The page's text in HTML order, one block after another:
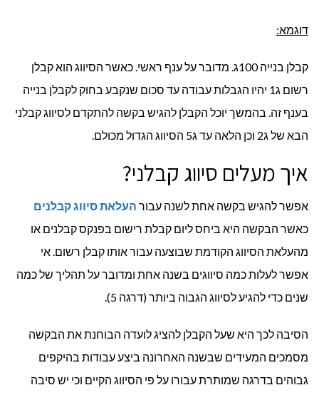
דוגמא:
קבלן בנייה 100ג. מדובר על ענף ראשי. כאשר הסיווג הוא קבלן
רשום ג1 יהיו הגבלות עבודה עד סכום שנקבע בחוק לקבלן בנייה
בענף זה. בהמשך יוכל הקבלן להגיש בקשה להתקדם לסיווג קבלני
הבא של ג2 וכן הלאה עד ג5 הסיווג הגדול מכולם.
איך מעלים סיווג קבלני?
אפשר להגיש בקשה אחת לשנה עבור העלאת סיווג קבלנים
כאשר הבקשה היא ביחס ליום קבלת רישום בפנקס קבלנים או
מהעלאת הסיווג הקודמת שבוצעה עבור אותו קבלן רשום. אי
אפשר לעלות כמה סיווגים בשנה אחת ומדובר על תהליך של כמה
שנים כדי להגיע לסיווג הגבוה ביותר (דרגה 5).
הסיבה לכך היא שעל הקבלן להציג לועדה הבוחנת את הבקשה
מסמכים המעידים שבשנה האחרונה ביצע עבודות בהיקפים
גבוהים בדרגה שמותרת עבורו על פי הסיווג הקיים וכי יש סיבה